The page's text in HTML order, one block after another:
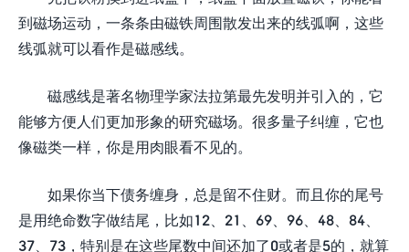
到磁场运动，一条条由磁铁周围散发出来的线弧啊，这些
线弧就可以看作是磁感线。
磁感线是著名物理学家法拉第最先发明并引入的，它
能够方便人们更加形象的研究磁场。很多量子纠缠，它也
像磁类一样，你是用肉眼看不见的。
如果你当下债务缠身，总是留不住财。而且你的尾号
是用绝命数字做结尾，比如12、21、69、96、48、84、
37、73，特别是在这些尾数中间还加了0或者是5的，就算